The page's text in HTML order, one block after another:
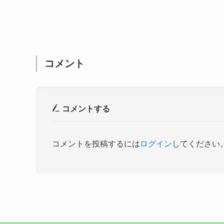
コメント
コメントする
コメントを投稿するには ログイン してください